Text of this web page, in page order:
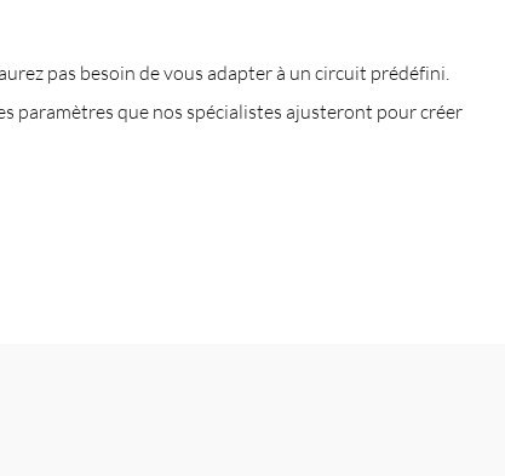
pas besoin de vous adapter à un circuit prédéfini.
paramètres que nos spécialistes ajusteront pour créer